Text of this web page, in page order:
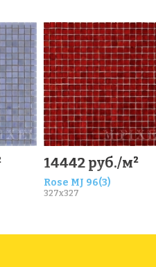
14442 руб./м²
Rose MJ 96(3)
327x327